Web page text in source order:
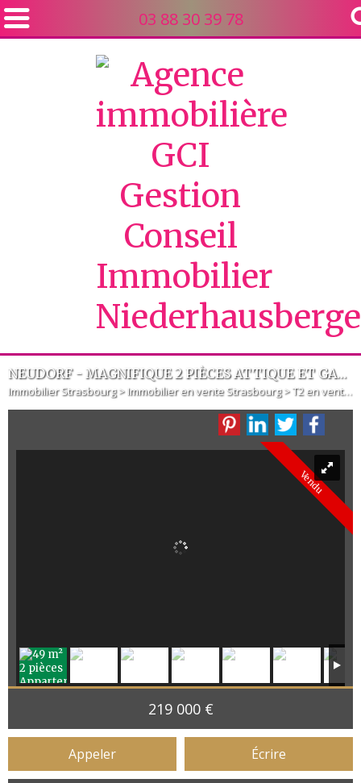
03 88 30 39 78
NEUDORF - MAGNIFIQUE 2 PIÈCES ATTIQUE ET GARAGE
Immobilier Strasbourg > Immobilier en vente Strasbourg >T2 en vente Strasbourg
Vendu
219 000 €
Appeler Écrire